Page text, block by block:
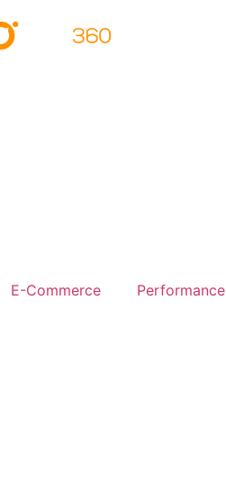
E-Commerce Performance